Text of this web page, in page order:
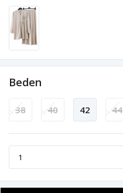
Beden
38 40 42 44